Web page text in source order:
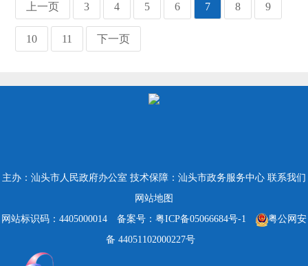
上一页 3 4 5 6 7 8 9
10 11 下一页
主办：汕头市人民政府办公室 技术保障：汕头市政务服务中心 联系我们
网站地图
网站标识码：4405000014
备案号：粤ICP备05066684号-1
粤公网安
备 44051102000227号